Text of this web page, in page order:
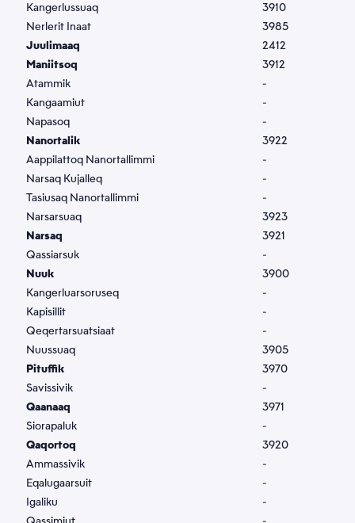
Kangerlussuaq
3910
Nerlerit Inaat
3985
Juulimaaq
2412
Maniitsoq
3912
Atammik
-
Kangaamiut
-
Napasoq
-
Nanortalik
3922
Aappilattoq Nanortallimmi
-
Narsaq Kujalleq
-
Tasiusaq Nanortallimmi
-
Narsarsuaq
3923
Narsaq
3921
Qassiarsuk
-
Nuuk
3900
Kangerluarsoruseq
-
Kapisillit
-
Qeqertarsuatsiaat
-
Nuussuaq
3905
Pituffik
3970
Savissivik
-
Qaanaaq
3971
Siorapaluk
-
Qaqortoq
3920
Ammassivik
-
Eqalugaarsuit
-
Igaliku
-
Kakkiussat
Toqqaagit
Tusassimi politikkimut
Akuerivara paasissutissat tunniusakka inunnut
paasissutissat pillugitTusassimi politikkimut
atorsinnaamassuk.